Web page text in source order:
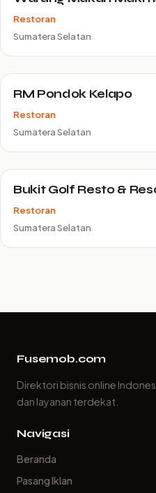
Restoran
Sumatera Selatan
RM Pondok Kelapo
Restoran
Sumatera Selatan
Bukit Golf Resto &
Restoran
Sumatera Selatan
Fusemob.com
Direktori bisnis online
dan layanan terdekat.
Navigasi
Beranda
Pasang Iklan